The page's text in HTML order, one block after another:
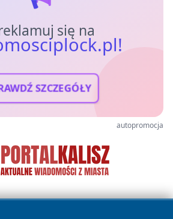
się na
SZCZEGÓŁY
autopromocja